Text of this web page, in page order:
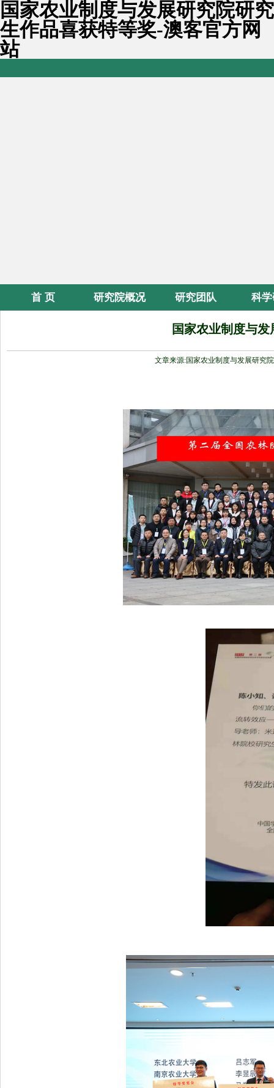
国家农业制度与发展研究院研究
生作品喜获特等奖-澳客官方网
站
首 页 研究院概况 研究团队 科
国家农业制度与
文章来源:国家农业制度与发展研究院